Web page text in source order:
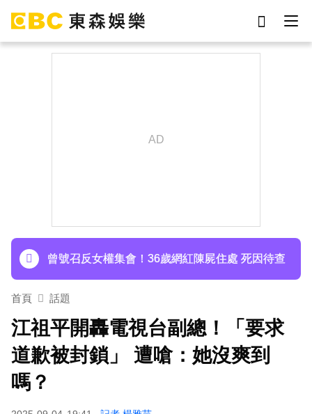
曾號召反女權集會！36歲網紅陳屍住處 死因待查
下載東森App，隨時掌握天下大小事！
周杰倫遭影射有私生子 杰威爾怒發132字聲明
首頁 話題
江祖平開轟電視台副總！「要求
道歉被封鎖」 遭嗆：她沒爽到
嗎？